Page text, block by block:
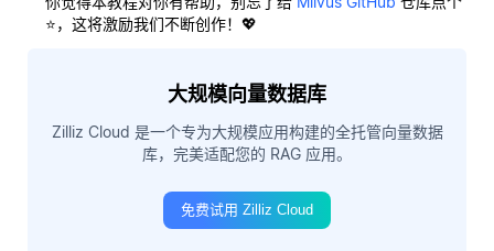
⭐，这将激励我们不断创作！💖
大规模向量数据库
Zilliz Cloud 是一个专为大规模应用构建的全托管向量数据
库，完美适配您的 RAG 应用。
免费试用 Zilliz Cloud